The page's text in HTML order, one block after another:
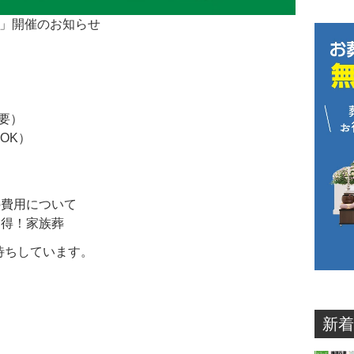
開催のお知らせ
）
）
用について
！家族葬
しています。
新